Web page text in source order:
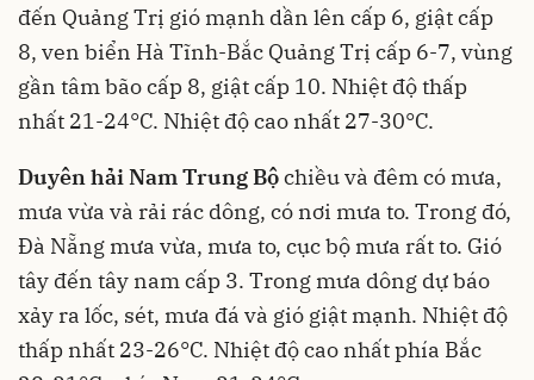
đến Quảng Trị gió mạnh dần lên cấp 6, giật cấp
8, ven biển Hà Tĩnh-Bắc Quảng Trị cấp 6-7, vùng
gần tâm bão cấp 8, giật cấp 10. Nhiệt độ thấp
nhất 21-24°C. Nhiệt độ cao nhất 27-30°C.
Duyên hải Nam Trung Bộchiều và đêm có mưa,
mưa vừa và rải rác dông, có nơi mưa to. Trong đó,
Đà Nẵng mưa vừa, mưa to, cục bộ mưa rất to. Gió
tây đến tây nam cấp 3. Trong mưa dông dự báo
xảy ra lốc, sét, mưa đá và gió giật mạnh. Nhiệt độ
thấp nhất 23-26°C. Nhiệt độ cao nhất phía Bắc